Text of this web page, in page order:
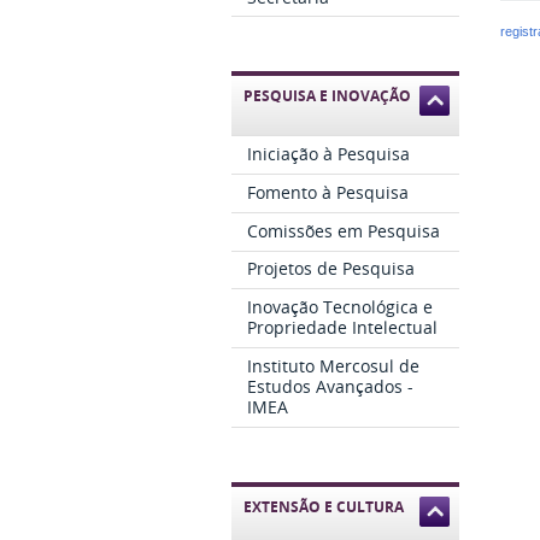
PESQUISA E INOVAÇÃO
Iniciação à Pesquisa
Fomento à Pesquisa
Comissões em Pesquisa
Projetos de Pesquisa
Inovação Tecnológica e
Propriedade Intelectual
Instituto Mercosul de
Estudos Avançados -
IMEA
EXTENSÃO E CULTURA